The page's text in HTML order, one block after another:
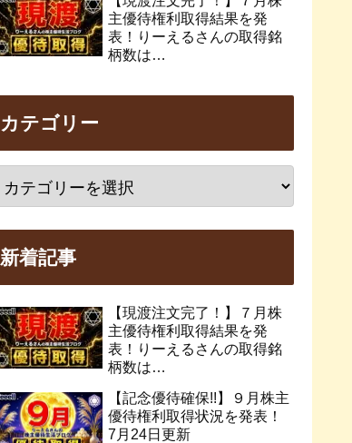
主優待権利取得結果を発
表！りーえるさんの取得銘
柄数は…
カテゴリー
新着記事
【現渡注文完了！】７月株
主優待権利取得結果を発
表！りーえるさんの取得銘
柄数は…
【記念優待確保!!】９月株主
優待権利取得状況を発表！
7月24日更新